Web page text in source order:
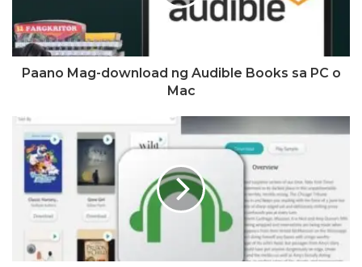
Paano Mag-download ng Audible Books sa PC o
Mac